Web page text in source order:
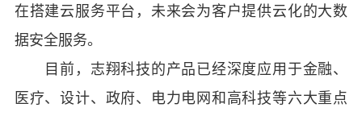
在搭建云服务平台，未来会为客户提供云化的大数
据安全服务。
目前，志翔科技的产品已经深度应用于金融、
医疗、设计、政府、电力电网和高科技等六大重点